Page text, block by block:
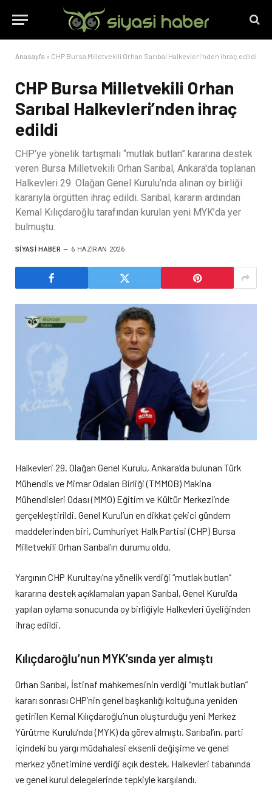
Anasayfa » CHP Bursa Milletvekili Orhan Sarıbal Halkevleri’nden ihraç edildi
CHP Bursa Milletvekili Orhan
Sarıbal Halkevleri’nden ihraç
edildi
CHP’ye yönelik tartışmalı “mutlak butlan” kararına destek
veren Bursa Milletvekili Orhan Sarıbal, Ankara'da toplanan
Halkevleri 29. Olağan Genel Kurulu’nda alınan oy birliği
kararıyla örgütten ihraç edildi. Sarıbal, kararın ardından
Kemal Kılıçdaroğlu tarafından kurulan yeni MYK’da yer
bulmuştu.
SIYASI HABER 6 HAZIRAN 2026
Halkevleri 29. Olağan Genel Kurulu, Ankara’da bulunan Türk
Mühendis ve Mimar Odaları Birliği (TMMOB) Makina
Mühendisleri Odası (MMO) Eğitim ve Kültür Merkezi’nde
gerçekleştirildi. Genel Kurul’un en dikkat çekici gündem
maddelerinden biri, Cumhuriyet Halk Partisi (CHP) Bursa
Milletvekili Orhan Sarıbal’ın durumu oldu.
Yargının CHP Kurultayı’na yönelik verdiği “mutlak butlan”
kararına destek açıklamaları yapan Sarıbal, Genel Kurul’da
yapılan oylama sonucunda oy birliğiyle Halkevleri üyeliğinden
ihraç edildi.
Kılıçdaroğlu’nun MYK’sında yer almıştı
Orhan Sarıbal, İstinaf mahkemesinin verdiği “mutlak butlan”
kararı sonrası CHP’nin genel başkanlığı koltuğuna yeniden
getirilen Kemal Kılıçdaroğlu’nun oluşturduğu yeni Merkez
Yürütme Kurulu’nda (MYK) da görev almıştı. Sarıbal’ın, parti
içindeki bu yargı müdahalesi eksenli değişime ve genel
merkez yönetimine verdiği açık destek, Halkevleri tabanında
ve genel kurul delegelerinde tepkiyle karşılandı.